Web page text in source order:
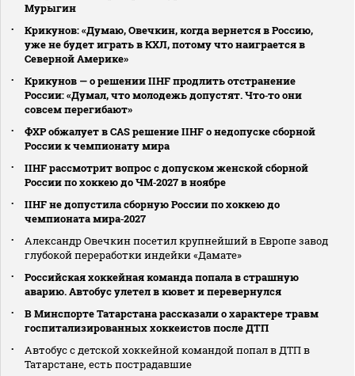
Мурыгин
Крикунов: «Думаю, Овечкин, когда вернется в Россию,
уже не будет играть в КХЛ, потому что наиграется в
Северной Америке»
Крикунов — о решении IIHF продлить отстранение
России: «Думал, что молодежь допустят. Что‑то они
совсем перегибают»
ФХР обжалует в CAS решение IIHF о недопуске сборной
России к чемпионату мира
IIHF рассмотрит вопрос с допуском женской сборной
России по хоккею до ЧМ‑2027 в ноябре
IIHF не допустила сборную России по хоккею до
чемпионата мира‑2027
Александр Овечкин посетил крупнейший в Европе завод
глубокой переработки индейки «Дамате»
Российская хоккейная команда попала в страшную
аварию. Автобус улетел в кювет и перевернулся
В Минспорте Татарстана рассказали о характере травм
госпитализированных хоккеистов после ДТП
Автобус с детской хоккейной командой попал в ДТП в
Татарстане, есть пострадавшие